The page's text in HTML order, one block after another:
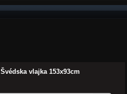
Švédska vlajka 153x93cm